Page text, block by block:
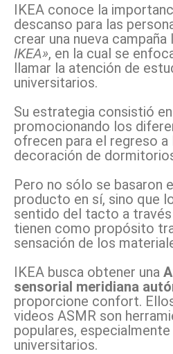
IKEA conoce la
descanso para las
crear una nueva campaña
IKEA», en la cual se
llamar la atención de
universitarios.
Su estrategia consistió
promocionando los
ofrecen para el regreso a
decoración de
Pero no sólo se basaron
producto en sí, sino que
sentido del tacto a
tienen como propósito
sensación de los
IKEA busca obtener una
sensorial meridiana
proporcione confort.
videos ASMR son
populares,
universitarios.